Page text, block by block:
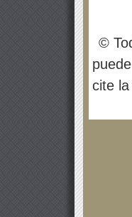
©
cite